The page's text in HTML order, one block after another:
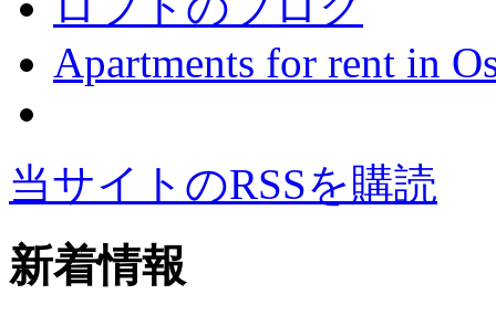
Apartments for rent in
当サイトのRSSを購読
新着情報